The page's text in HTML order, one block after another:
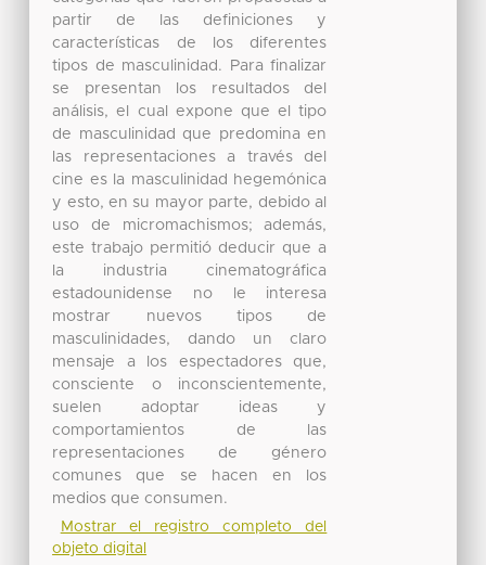
partir de las definiciones y
características de los diferentes
tipos de masculinidad. Para finalizar
se presentan los resultados del
análisis, el cual expone que el tipo
de masculinidad que predomina en
las representaciones a través del
cine es la masculinidad hegemónica
y esto, en su mayor parte, debido al
uso de micromachismos; además,
este trabajo permitió deducir que a
la industria cinematográfica
estadounidense no le interesa
mostrar nuevos tipos de
masculinidades, dando un claro
mensaje a los espectadores que,
consciente o inconscientemente,
suelen adoptar ideas y
comportamientos de las
representaciones de género
comunes que se hacen en los
medios que consumen.
Mostrar el registro completo del
objeto digital